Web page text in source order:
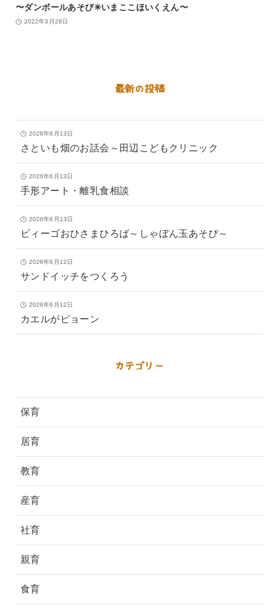
〜ダンボールあそび✳︎いまここほいくえん〜
2022年3月28日
最新の投稿
2026年6月13日
さといも畑のお話会～田辺こどもクリニック
2026年6月13日
手形アート・離乳食相談
2026年6月13日
ビィーゴおひさまひろば～しゃぼん玉あそび～
2026年6月12日
サンドイッチをつくろう
2026年6月12日
カエルがピョーン
カテゴリー
保育
居育
教育
産育
社育
親育
食育